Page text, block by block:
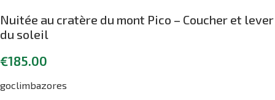
Nuitée au cratère du mont Pico – Coucher et lever
du soleil
€185.00
goclimbazores